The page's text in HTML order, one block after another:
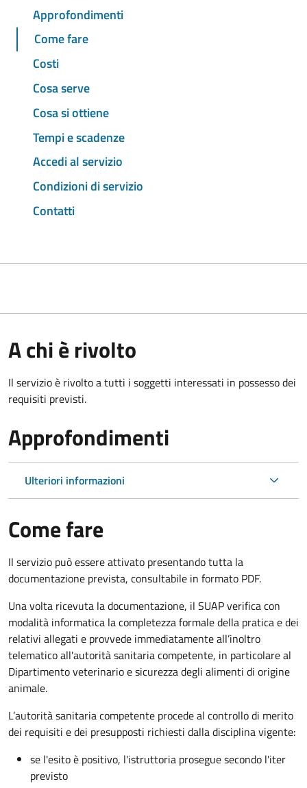
Approfondimenti
Come fare
Costi
Cosa serve
Cosa si ottiene
Tempi e scadenze
Accedi al servizio
Condizioni di servizio
Contatti
A chi è rivolto
Il servizio è rivolto a tutti i soggetti interessati in possesso dei
requisiti previsti.
Approfondimenti
Ulteriori informazioni
Come fare
Il servizio può essere attivato presentando tutta la
documentazione prevista, consultabile in formato PDF.
Una volta ricevuta la documentazione, il SUAP verifica con
modalità informatica la completezza formale della pratica e dei
relativi allegati e provvede immediatamente all’inoltro
telematico all'autorità sanitaria competente, in particolare al
Dipartimento veterinario e sicurezza degli alimenti di origine
animale.
L’autorità sanitaria competente procede al controllo di merito
dei requisiti e dei presupposti richiesti dalla disciplina vigente:
se l'esito è positivo, l'istruttoria prosegue secondo l'iter
previsto